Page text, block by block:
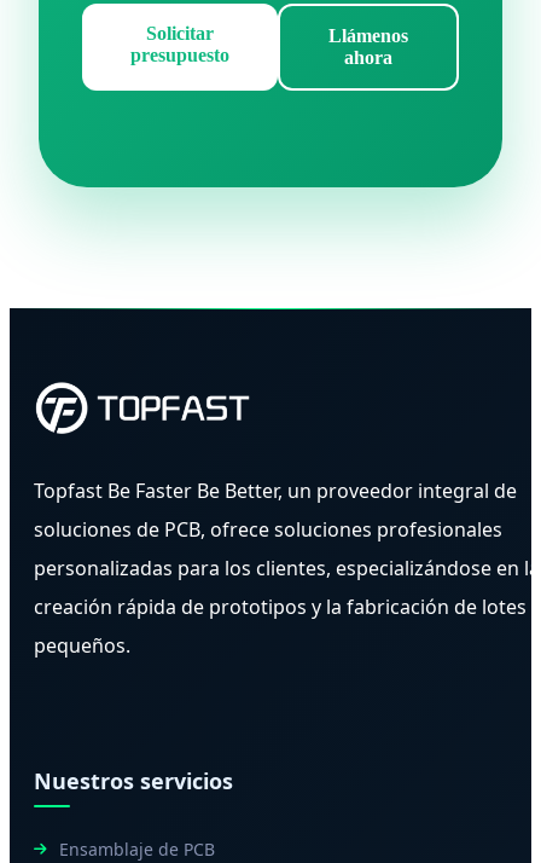
Solicitar
presupuesto
Llámenos
ahora
Topfast Be Faster Be Better, un proveedor integral de
soluciones de PCB, ofrece soluciones profesionales
personalizadas para los clientes, especializándose en la
creación rápida de prototipos y la fabricación de lotes
pequeños.
Nuestros servicios
Ensamblaje de PCB